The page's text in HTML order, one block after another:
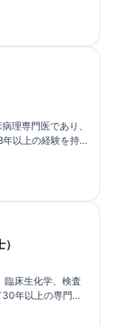
督を行っていま
の解釈および検
表しています。.
理専門医であり、
以上の経験を持
臨床現場における
について、幅広く
臨床生化学、検査
年以上の専門知
会長であり、診断